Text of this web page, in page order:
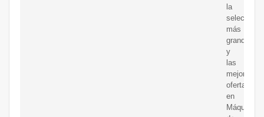
la
selección
más
grande
y
las
mejores
ofertas
en
Máquinas